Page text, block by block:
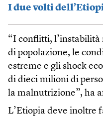
I due volti
“I conflitti, l’instabilità
di popolazione, le
estreme e gli shock
di dieci milioni di
la malnutrizione”, ha
L’Etiopia deve inoltre